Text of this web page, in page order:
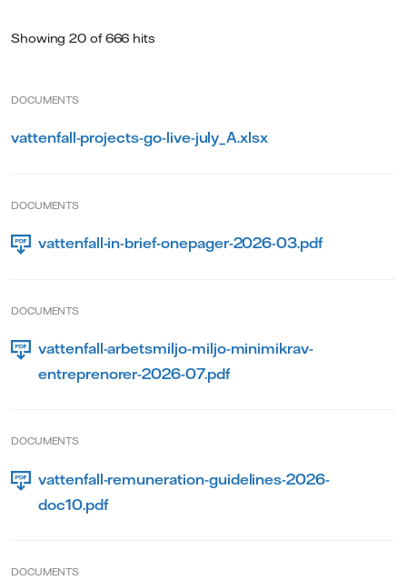
Showing 20 of 666 hits
DOCUMENTS
vattenfall-projects-go-live-july_A.xlsx
DOCUMENTS
vattenfall-in-brief-onepager-2026-03.pdf
DOCUMENTS
vattenfall-arbetsmiljo-miljo-minimikrav-
entreprenorer-2026-07.pdf
DOCUMENTS
vattenfall-remuneration-guidelines-2026-
doc10.pdf
DOCUMENTS